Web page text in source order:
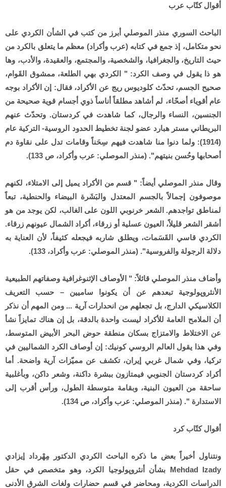
أقوال كتّاب عرب
الباحث السوري منذر الموصلي أبرز من كتب في الشأن الكردي على
نحو متكامل، إذ جمع في كتابه (عرب وأكراد) معظم ما يتعلق بالكرد من
حيث التاريخ، والجغرافيا، والشخصية، والمجتمع، والعقيدة، والأدب، وها
هو ذا يقول في وصف الكرد: " الكردي بهي الطلعة، ممشوق القَوام،
صحيح الجسم، تحدّث كلوديوس ريج عن الأكراد، فقال: إن الأكراد بوجه
عام أقوياء أصحّاء، لم أشاهد مطلقاً أناساً ذوي أجسام قوية صحيحة من
الجنسين، النساء والرجال، كما شاهدت في كردستان. وتحدّث عنهم
البريطاني مستر هبارد عضو لجنة تخطيط الحدود الروسية- التركية عام
(1914): ولما دنوا منا شاهدت فيهم سِحَناً وقامات تدل على نقاوة دم
أصحابها وحُسن بنيتهم". (منذر الموصلي: عرب وأكراد، ص 133).
وقال منذر الموصلي أيضاً: " قسم من الأكراد يميل إلى الامتلاء، لكنهم
موصوفون إجمالاً بالجسم المعتدل والبَشَرة البيضاء والحنطية، تبعاً
لمناطق تواجدهم. الشعر خرنوبي اللون على الغالب، لكن يوجد من هو
أشقر الشعر قليلاً، العيون عسلية أو زرقاء، أكراد الشمال عيونهم زرقاء.
الكردي قاسي القَسَمات، ويطلق شاربه فيجعله كثيفاً، لأن العناية به
دلالة الرجولة والفروسية". (منذر الموصلي: عرب وأكراد، 133).
وأضاف منذر الموصلي قائلاً: " الأوصاف الإثنوغرافية وصفاتهم الطبيعية
الأنثروپولوجية تبعدهم عن أن يكونوا ساميين – حسب التعريف
الكلاسيكي الدارج، بل تجعلهم من انحدارات آرية ... ومن المهم أن نذكر
أن الملامح العامة للأكراد ليست واحدة بالدقة، بل إن هناك تمايزاً نشأ
عن الاختلاط والامتزاج بسكان منطقة حوض البحر الأبيض المتوسط،
وفي هذا يقول العالم الروسي كونيك: إن أوصاف الكرد الشماليين في
تركيا، وفي شمال غربي إيران، تكشف عن مميّزات آرية واضحة. أما
أكراد كردستان الجنوبي فيمتازون ببشرة داكنة، وشعر داكن، وبأغلبية
ساحقة من العيون البنية، وبقامة متوسطة الطول، ورأس أقرب إلى
الاستدارة ". (منذر الموصلي: عرب وأكراد، ص 134).
أقوال كتّاب كرد
ونتناول أخيراً بعض ما ذكره الباحث الكردي الدكتور مِهْرداد إيزادي
Mehdad Izady بشأن أنثروپولوجيا الكرد، وهو متخصص في حقل
الدراسات الكردية، ومحاضر في قسم حضارات ولغات الشرق الأدنى